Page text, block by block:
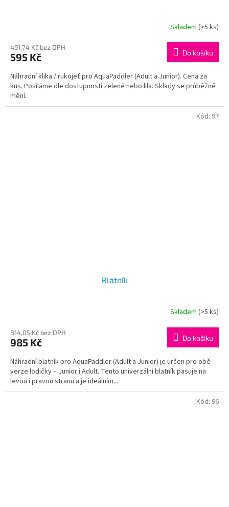
Skladem (>5 ks)
491,74 Kč bez DPH
595 Kč Do košíku
Náhradní klika / rukojeť pro AquaPaddler (Adult a Junior). Cena za
kus. Posíláme dle dostupnosti zelené nebo lila. Sklady se průběžně
mění.
Blatník
Skladem (>5 ks)
814,05 Kč bez DPH
985 Kč Do košíku
Náhradní blatník pro AquaPaddler (Adult a Junior) je určen pro obě
verze lodičky – Junior i Adult. Tento univerzální blatník pasuje na
levou i pravou stranu a je ideálním...
Kód: 97
Kód: 96